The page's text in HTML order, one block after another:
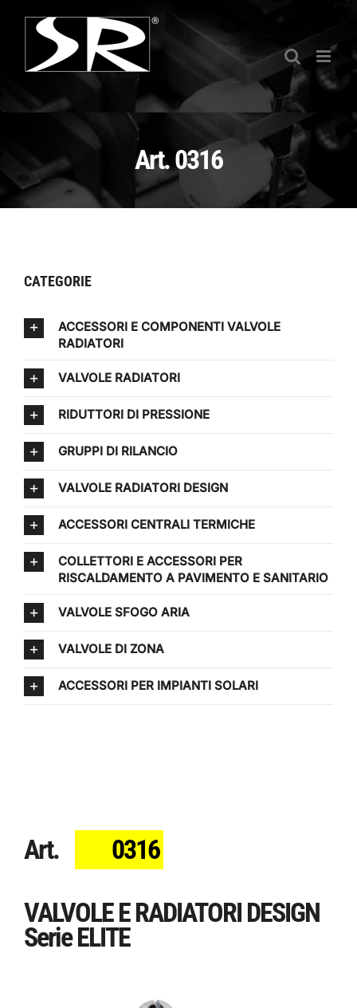
contenuto
Art. 0316
Art. 0316
VALVOLE E RADIATORI DESIGN
Serie ELITE
CATEGORIE
ACCESSORI E COMPONENTI VALVOLE
RADIATORI
VALVOLE RADIATORI
RIDUTTORI DI PRESSIONE
GRUPPI DI RILANCIO
VALVOLE RADIATORI DESIGN
ACCESSORI CENTRALI TERMICHE
COLLETTORI E ACCESSORI PER
RISCALDAMENTO A PAVIMENTO E SANITARIO
VALVOLE SFOGO ARIA
VALVOLE DI ZONA
ACCESSORI PER IMPIANTI SOLARI